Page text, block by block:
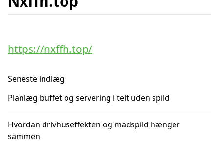
https://nxffh.top/
Seneste indlæg
Planlæg buffet og servering i telt uden spild
Hvordan drivhuseffekten og madspild hænger
sammen